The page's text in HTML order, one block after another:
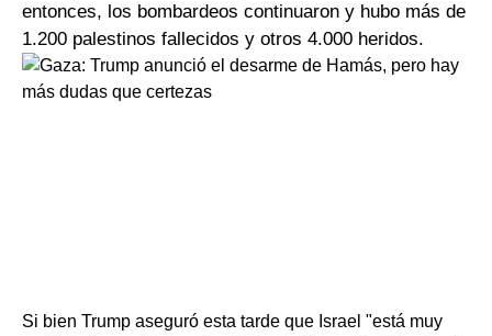
entonces, los bombardeos continuaron y hubo más de
1.200 palestinos fallecidos y otros 4.000 heridos.
Si bien Trump aseguró esta tarde que Israel "está muy